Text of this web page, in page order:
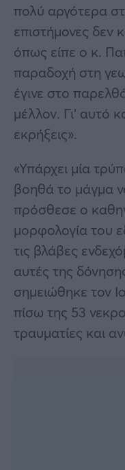
πολύ αργότερα
επιστήμονες δεν
όπως είπε ο κ.
παραδοχή στη
έγινε στο
μέλλον. Γι’ αυτό
εκρήξεις».
«Υπάρχει μία
βοηθά το μάγμα
πρόσθεσε ο
μορφολογία του
τις βλάβες
αυτές της
σημειώθηκε τον
πίσω της 53
τραυματίες και